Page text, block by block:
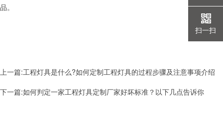
扫一扫
品。
上一篇:工程灯具是什么?如何定制工程灯具的过程步骤及注意事项介绍
下一篇:如何判定一家工程灯具定制厂家好坏标准？以下几点告诉你